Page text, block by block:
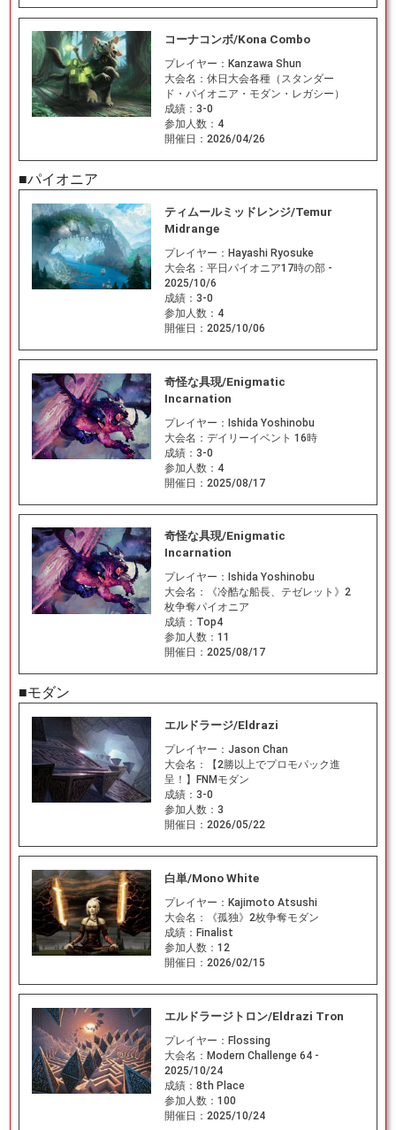
コーナコンボ/Kona Combo
プレイヤー： Kanzawa Shun
大会名： 休日大会各種（スタンダー
ド・パイオニア・モダン・レガシー）
成績： 3-0
参加人数： 4
開催日： 2026/04/26
■パイオニア
ティムールミッドレンジ/Temur
Midrange
プレイヤー： Hayashi Ryosuke
大会名： 平日パイオニア17時の部 -
2025/10/6
成績： 3-0
参加人数： 4
開催日： 2025/10/06
奇怪な具現/Enigmatic
Incarnation
プレイヤー： Ishida Yoshinobu
大会名： デイリーイベント 16時
成績： 3-0
参加人数： 4
開催日： 2025/08/17
奇怪な具現/Enigmatic
Incarnation
プレイヤー： Ishida Yoshinobu
大会名：
《冷酷な船長、テゼレット》2
枚争奪パイオニア
成績： Top4
参加人数： 11
開催日： 2025/08/17
■モダン
エルドラージ/Eldrazi
プレイヤー： Jason Chan
大会名：
【2勝以上でプロモパック進
呈！】FNMモダン
成績： 3-0
参加人数： 3
開催日： 2026/05/22
白単/Mono White
プレイヤー： Kajimoto Atsushi
大会名：
《孤独》2枚争奪モダン
成績： Finalist
参加人数： 12
開催日： 2026/02/15
エルドラージトロン/Eldrazi Tron
プレイヤー： Flossing
大会名： Modern Challenge 64 -
2025/10/24
成績： 8th Place
参加人数： 100
開催日： 2025/10/24